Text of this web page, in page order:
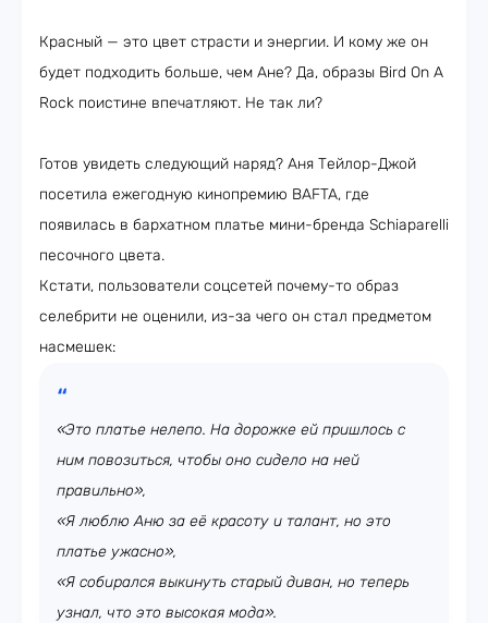
Красный — это цвет страсти и энергии. И кому же он
будет подходить больше, чем Ане? Да, образы Bird On A
Rock поистине впечатляют. Не так ли?
Готов увидеть следующий наряд? Аня Тейлор-Джой
посетила ежегодную кинопремию BAFTA, где
появилась в бархатном платье мини-бренда Schiaparelli
песочного цвета.
Кстати, пользователи соцсетей почему-то образ
селебрити не оценили, из-за чего он стал предметом
насмешек:
«Это платье нелепо. На дорожке ей пришлось с
ним повозиться, чтобы оно сидело на ней
правильно»,
«Я люблю Аню за её красоту и талант, но это
платье ужасно»,
«Я собирался выкинуть старый диван, но теперь
узнал, что это высокая мода».